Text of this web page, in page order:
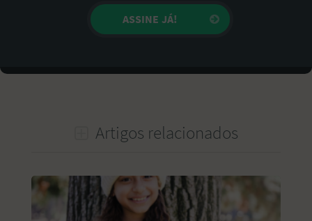
Artigos relacionados